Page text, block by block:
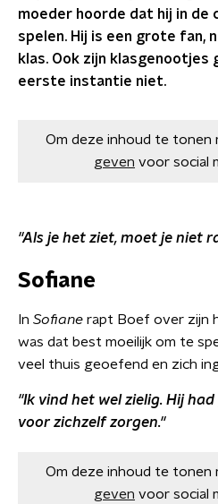
moeder hoorde dat hij in de
spelen. Hij is een grote fan,
klas. Ook zijn klasgenootjes
eerste instantie niet.
Om deze inhoud te tonen
geven voor social
''Als je het ziet, moet je niet
Sofiane
In Sofiane rapt Boef over zijn
was dat best moeilijk om te
veel thuis geoefend en zich
''Ik vind het wel zielig. Hij
voor zichzelf zorgen.''
Om deze inhoud te tonen
geven voor social